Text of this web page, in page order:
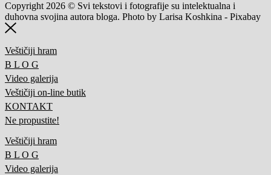
Copyright 2026 © Svi tekstovi i fotografije su intelektualna i
duhovna svojina autora bloga. Photo by Larisa Koshkina - Pixabay
Veštičiji hram
B L O G
Video galerija
Veštičiji on-line butik
KONTAKT
Ne propustite!
Veštičiji hram
B L O G
Video galerija